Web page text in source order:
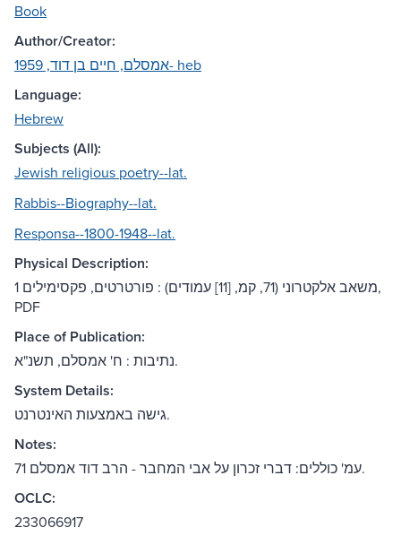
Book
Author/Creator:
אמסלם, חיים בן דוד, 1959- heb
Language:
Hebrew
Subjects (All):
Jewish religious poetry--lat.
Rabbis--Biography--lat.
Responsa--1800-1948--lat.
Physical Description:
1 משאב אלקטרוני (71, קמ, [11] עמודים) : פורטרטים, פקסימילים,
PDF
Place of Publication:
נתיבות : ח' אמסלם, תשנ"א.
System Details:
גישה באמצעות האינטרנט.
Notes:
71 עמ' כוללים: דברי זכרון על אבי המחבר - הרב דוד אמסלם.
OCLC:
233066917